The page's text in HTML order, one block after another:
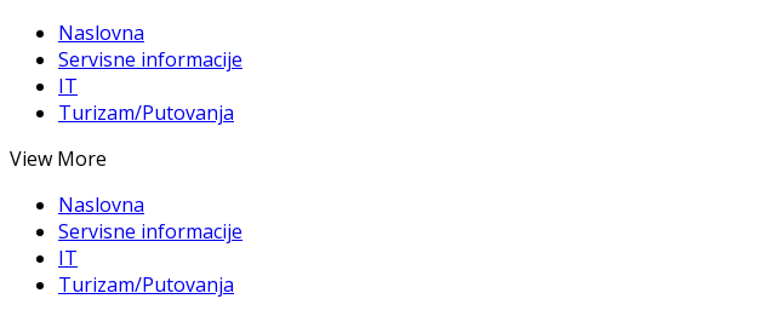
Naslovna
Servisne informacije
IT
Turizam/Putovanja
View More
Naslovna
Servisne informacije
IT
Turizam/Putovanja